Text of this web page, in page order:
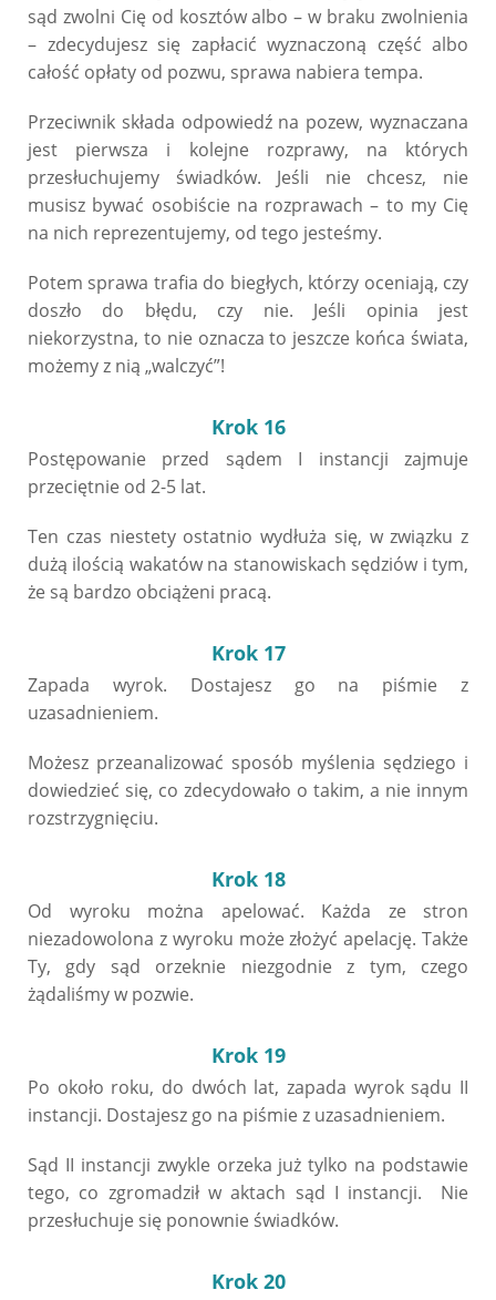
sąd zwolni Cię od kosztów albo – w braku zwolnienia
– zdecydujesz się zapłacić wyznaczoną część albo
całość opłaty od pozwu, sprawa nabiera tempa.
Przeciwnik składa odpowiedź na pozew, wyznaczana
jest pierwsza i kolejne rozprawy, na których
przesłuchujemy świadków. Jeśli nie chcesz, nie
musisz bywać osobiście na rozprawach – to my Cię
na nich reprezentujemy, od tego jesteśmy.
Potem sprawa trafia do biegłych, którzy oceniają, czy
doszło do błędu, czy nie. Jeśli opinia jest
niekorzystna, to nie oznacza to jeszcze końca świata,
możemy z nią „walczyć”!
Krok 16
Postępowanie przed sądem I instancji zajmuje
przeciętnie od 2-5 lat.
Ten czas niestety ostatnio wydłuża się, w związku z
dużą ilością wakatów na stanowiskach sędziów i tym,
że są bardzo obciążeni pracą.
Krok 17
Zapada wyrok. Dostajesz go na piśmie z
uzasadnieniem.
Możesz przeanalizować sposób myślenia sędziego i
dowiedzieć się, co zdecydowało o takim, a nie innym
rozstrzygnięciu.
Krok 18
Od wyroku można apelować. Każda ze stron
niezadowolona z wyroku może złożyć apelację. Także
Ty, gdy sąd orzeknie niezgodnie z tym, czego
żądaliśmy w pozwie.
Krok 19
Po około roku, do dwóch lat, zapada wyrok sądu II
instancji. Dostajesz go na piśmie z uzasadnieniem.
Sąd II instancji zwykle orzeka już tylko na podstawie
tego, co zgromadził w aktach sąd I instancji. Nie
przesłuchuje się ponownie świadków.
Krok 20